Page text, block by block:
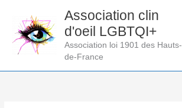
contenu
Association clin
d'oeil LGBTQI+
Association loi 1901 des Hauts-
de-France